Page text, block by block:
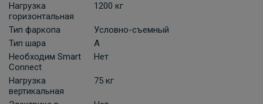
Комплект универсальной электрики
Grand 7-пин
2 210 ₽
Нагрузка
горизонтальная
1200 кг
Тип фаркопа
Условно-съемный
Тип шара
A
Необходим Smart
Connect
Нет
Нагрузка
вертикальная
75 кг